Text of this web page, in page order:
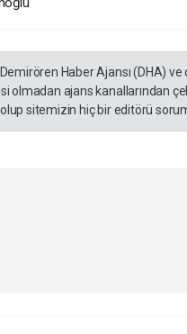
Haber Ajansı (DHA)
ajans kanallarından
sitemizin hiç bir editörü